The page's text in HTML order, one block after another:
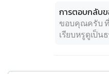
การตอบกลับข
ขอบคุณครับ
เรียบหรูดูเป็น